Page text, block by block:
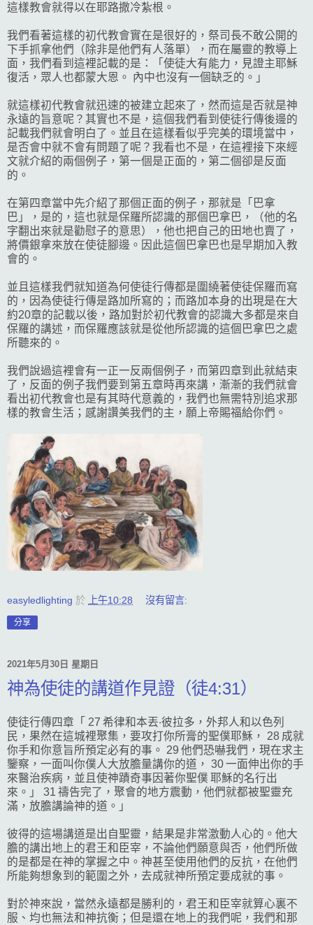
這樣教會就得以在耶路撒冷紮根。
我們看著這樣的初代教會實在是很好的，祭司長不敢公開的
下手抓拿他們（除非是他們有人落單），而在屬靈的教導上
面，我們看到這裡記載的是：「使徒大有能力，見證主耶穌
復活，眾人也都蒙大恩。 內中也沒有一個缺乏的。」
就這樣初代教會就迅速的被建立起來了，然而這是否就是神
永遠的旨意呢？其實也不是，這個我們看到使徒行傳後邊的
記載我們就會明白了。並且在這樣看似乎完美的環境當中，
是否會中就不會有問題了呢？我看也不是，在這裡接下來經
文就介紹的兩個例子，第一個是正面的，第二個卻是反面
的。
在第四章當中先介紹了那個正面的例子，那就是「巴拿
巴」，是的，這也就是保羅所認識的那個巴拿巴，（他的名
字翻出來就是勸慰子的意思），他也把自己的田地也賣了，
將價銀拿來放在使徒腳邊。因此這個巴拿巴也是早期加入教
會的。
並且這樣我們就知道為何使徒行傳都是圍繞著使徒保羅而寫
的，因為使徒行傳是路加所寫的；而路加本身的出現是在大
約20章的記載以後，路加對於初代教會的認識大多都是來自
保羅的講述，而保羅應該就是從他所認識的這個巴拿巴之處
所聽來的。
我們說過這裡會有一正一反兩個例子，而第四章到此就結束
了，反面的例子我們要到第五章時再來講，漸漸的我們就會
看出初代教會也是有其時代意義的，我們也無需特別追求那
樣的教會生活；感謝讚美我們的主，願上帝賜福給你們。
easyledlighting 於 上午10:28 沒有留言:
分享
2021年5月30日 星期日
神為使徒的講道作見證（徒4:31）
使徒行傳四章「 27 希律和本丟‧彼拉多，外邦人和以色列
民，果然在這城裡聚集，要攻打你所膏的聖僕耶穌， 28 成就
你手和你意旨所預定必有的事。 29 他們恐嚇我們，現在求主
鑒察，一面叫你僕人大放膽量講你的道， 30 一面伸出你的手
來醫治疾病，並且使神蹟奇事因著你聖僕 耶穌的名行出
來。」 31 禱告完了，聚會的地方震動，他們就都被聖靈充
滿，放膽講論神的道。」
彼得的這場講道是出自聖靈，結果是非常激動人心的。他大
膽的講出地上的君王和臣宰，不論他們願意與否，他們所做
的是都是在神的掌握之中。神甚至使用他們的反抗，在他們
所能夠想象到的範圍之外，去成就神所預定要成就的事。
對於神來說，當然永遠都是勝利的，君王和臣宰就算心裏不
服、均也無法和神抗衡；但是還在地上的我們呢，我們和那